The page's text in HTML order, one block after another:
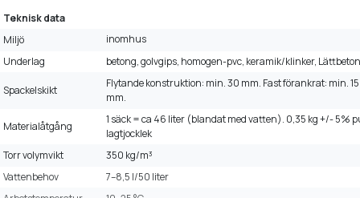
Teknisk data
Miljö
inomhus
Underlag
betong, golvgips, homogen-pvc, keramik/klinker,
Spackelskikt
Flytande konstruktion: min. 30 mm. Fast förankrat: min.
mm.
Materialåtgång
1 säck = ca 46 liter (blandat med vatten). 0,35 kg +/- 5%
lagtjocklek
Torr volymvikt
350 kg/m³
Vattenbehov
7–8,5 l/50 liter